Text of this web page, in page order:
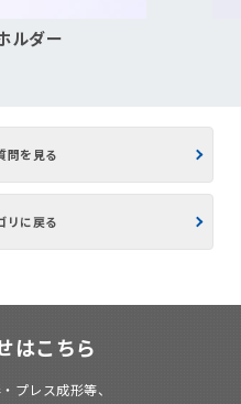
ルダー
問を見る
リに戻る
はこちら
プレス成形等、